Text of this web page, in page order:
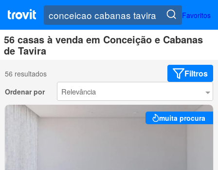
Favoritos
56 casas à venda em Conceição e Cabanas
de Tavira
56 resultados Filtros
Ordenar por
muita procura